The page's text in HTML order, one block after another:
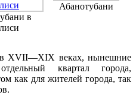
в
Абанотубани
в XVII—XIX веках, нынешние
квартал города,
как для жителей города, так